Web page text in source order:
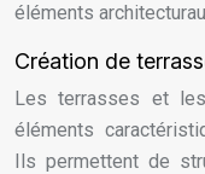
éléments
Création de
Les terrasses et
éléments
Ils permettent de